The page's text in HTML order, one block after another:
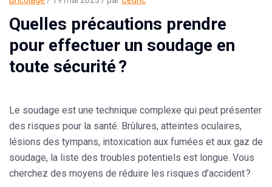
Quelles précautions prendre
pour effectuer un soudage en
toute sécurité ?
Le soudage est une technique complexe qui peut présenter
des risques pour la santé. Brûlures, atteintes oculaires,
lésions des tympans, intoxication aux fumées et aux gaz de
soudage, la liste des troubles potentiels est longue. Vous
cherchez des moyens de réduire les risques d’accident ?